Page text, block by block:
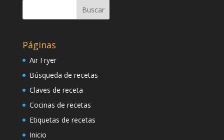
Páginas
Air Fryer
Búsqueda de recetas
Claves de receta
Cocinas de recetas
Etiquetas de recetas
Inicio